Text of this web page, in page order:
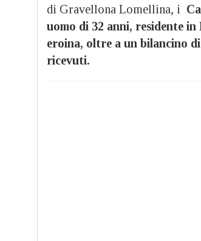
di Gravellona Lomellina, i
uomo di 32 anni, residente
eroina, oltre a un bilancino
ricevuti.